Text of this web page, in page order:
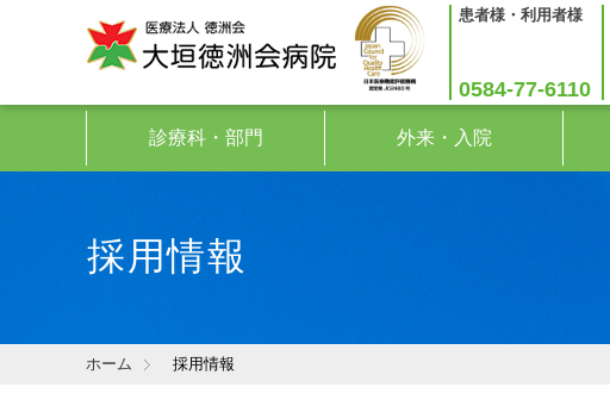
患者様・利用者様
0584-77-6110
診療科・部門 外来・入院
採用情報
ホーム 採用情報